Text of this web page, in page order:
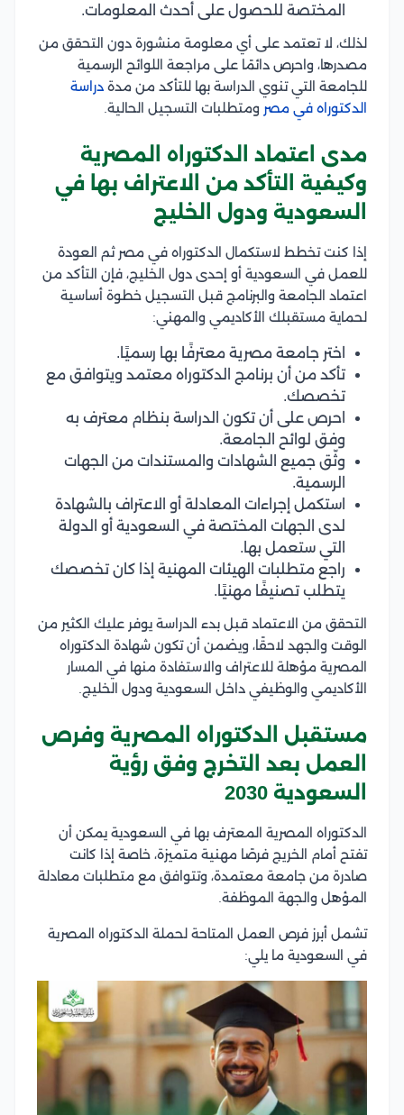
المختصة للحصول على أحدث المعلومات.
لذلك، لا تعتمد على أي معلومة منشورة دون التحقق من
مصدرها، واحرص دائمًا على مراجعة اللوائح الرسمية
للجامعة التي تنوي الدراسة بها للتأكد من مدة دراسة
الدكتوراه في مصر ومتطلبات التسجيل الحالية.
مدى اعتماد الدكتوراه المصرية
وكيفية التأكد من الاعتراف بها في
السعودية ودول الخليج
إذا كنت تخطط لاستكمال الدكتوراه في مصر ثم العودة
للعمل في السعودية أو إحدى دول الخليج، فإن التأكد من
اعتماد الجامعة والبرنامج قبل التسجيل خطوة أساسية
لحماية مستقبلك الأكاديمي والمهني:
اختر جامعة مصرية معترفًا بها رسميًا.
تأكد من أن برنامج الدكتوراه معتمد ويتوافق مع
تخصصك.
احرص على أن تكون الدراسة بنظام معترف به
وفق لوائح الجامعة.
وثّق جميع الشهادات والمستندات من الجهات
الرسمية.
استكمل إجراءات المعادلة أو الاعتراف بالشهادة
لدى الجهات المختصة في السعودية أو الدولة
التي ستعمل بها.
راجع متطلبات الهيئات المهنية إذا كان تخصصك
يتطلب تصنيفًا مهنيًا.
التحقق من الاعتماد قبل بدء الدراسة يوفر عليك الكثير من
الوقت والجهد لاحقًا، ويضمن أن تكون شهادة الدكتوراه
المصرية مؤهلة للاعتراف والاستفادة منها في المسار
الأكاديمي والوظيفي داخل السعودية ودول الخليج.
مستقبل الدكتوراه المصرية وفرص
العمل بعد التخرج وفق رؤية
السعودية 2030
الدكتوراه المصرية المعترف بها في السعودية يمكن أن
تفتح أمام الخريج فرصًا مهنية متميزة، خاصة إذا كانت
صادرة من جامعة معتمدة، وتتوافق مع متطلبات معادلة
المؤهل والجهة الموظفة.
تشمل أبرز فرص العمل المتاحة لحملة الدكتوراه المصرية
في السعودية ما يلي: